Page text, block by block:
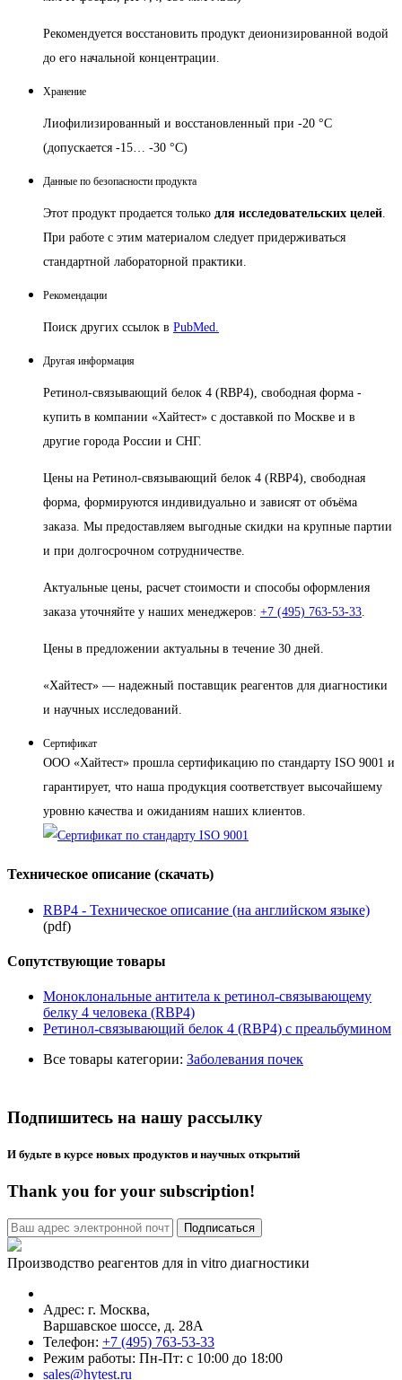
Рекомендуется восстановить продукт деионизированной водой
до его начальной концентрации.
Хранение
Лиофилизированный и восстановленный при -20 °C
(допускается -15… -30 °C)
Данные по безопасности продукта
Этот продукт продается только для исследовательских целей.
При работе с этим материалом следует придерживаться
стандартной лабораторной практики.
Рекомендации
Поиск других ссылок в PubMed.
Другая информация
Ретинол-связывающий белок 4 (RBP4), свободная форма -
купить в компании «Хайтест» с доставкой по Москве и в
другие города России и СНГ.
Цены на Ретинол-связывающий белок 4 (RBP4), свободная
форма, формируются индивидуально и зависят от объёма
заказа. Мы предоставляем выгодные скидки на крупные партии
и при долгосрочном сотрудничестве.
Актуальные цены, расчет стоимости и способы оформления
заказа уточняйте у наших менеджеров: +7 (495) 763-53-33.
Цены в предложении актуальны в течение 30 дней.
«Хайтест» — надежный поставщик реагентов для диагностики
и научных исследований.
Сертификат
ООО «Хайтест» прошла сертификацию по стандарту ISO 9001 и
гарантирует, что наша продукция соответствует высочайшему
уровню качества и ожиданиям наших клиентов.
Техническое описание (скачать)
RBP4 - Техническое описание (на английском языке)
(pdf)
Сопутствующие товары
Моноклональные антитела к ретинол-связывающему
белку 4 человека (RBP4)
Ретинол-связывающий белок 4 (RBP4) с преальбумином
Все товары категории: Заболевания почек
Подпишитесь на нашу рассылку
И будьте в курсе новых продуктов и научных открытий
Thank you for your subscription!
Производство реагентов для in vitro диагностики
Адрес: г. Москва,
Варшавское шоссе, д. 28А
Телефон: +7 (495) 763-53-33
Режим работы: Пн-Пт: с 10:00 до 18:00
sales@hytest.ru